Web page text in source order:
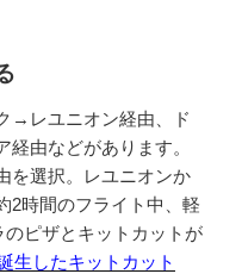
→レユニオン経由、ド
由などがあります。
を選択。レユニオンか
2時間のフライト中、軽
ピザとキットカットが
生したキットカット